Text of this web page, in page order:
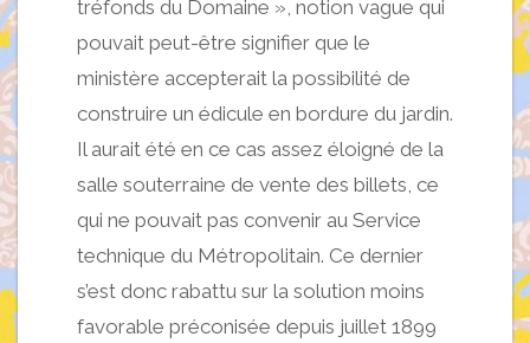
tréfonds du Domaine », notion vague qui
pouvait peut-être signifier que le
ministère accepterait la possibilité de
construire un édicule en bordure du jardin.
Il aurait été en ce cas assez éloigné de la
salle souterraine de vente des billets, ce
qui ne pouvait pas convenir au Service
technique du Métropolitain. Ce dernier
s’est donc rabattu sur la solution moins
favorable préconisée depuis juillet 1899